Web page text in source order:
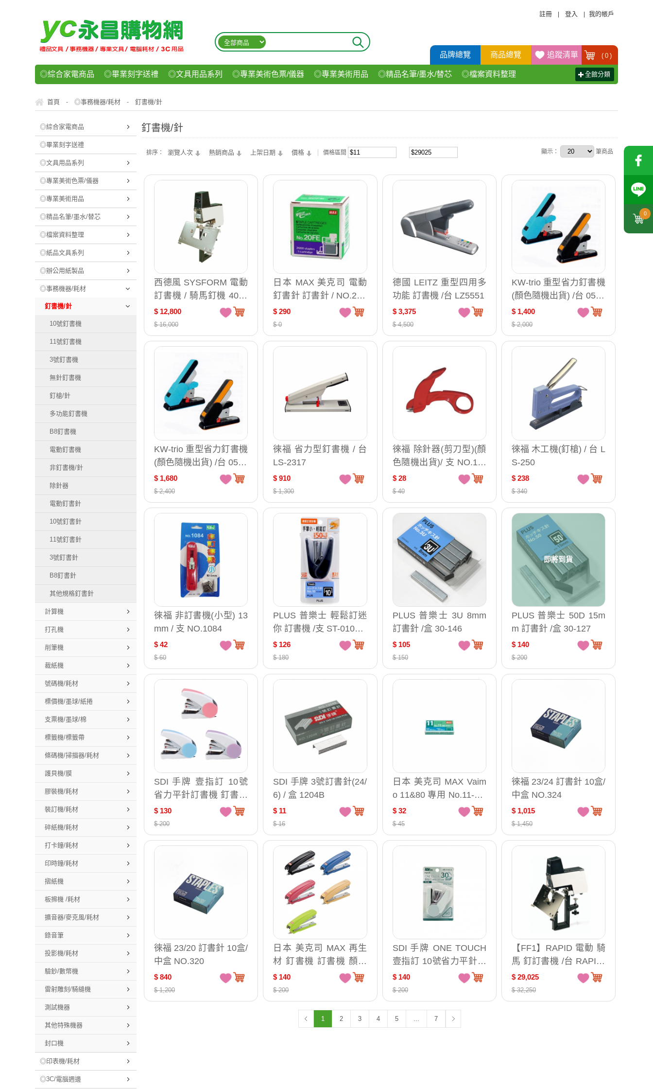
0
註冊 登入 我的帳戶
品牌總覽 商品總覽 追蹤清單 ( 0 )
◎綜合家電商品 ◎畢業刻字送禮 ◎文具用品系列 ◎專業美術色票/儀器 ◎專業美術用品 ◎精品名筆/墨水/替芯 ◎檔案資料整理
◎運動/休閒/樂器 ◎客製化禮贈品 ◎食品/零食/飲料
全館分類
首頁 - ◎事務機器/耗材 - 釘書機/針
◎綜合家電商品
◎畢業刻字送禮
◎文具用品系列
◎專業美術色票/儀器
◎專業美術用品
◎精品名筆/墨水/替芯
◎檔案資料整理
◎紙品文具系列
◎辦公用紙製品
◎事務機器/耗材
釘書機/針
10號釘書機
11號釘書機
3號釘書機
無針釘書機
釘槍/針
多功能釘書機
B8釘書機
電動釘書機
非釘書機/針
除針器
電動釘書針
10號釘書針
11號釘書針
3號釘書針
B8釘書針
其他規格釘書針
計算機
打孔機
削筆機
裁紙機
號碼機/耗材
標價機/墨球/紙捲
支票機/墨球/棉
標籤機/標籤帶
條碼機/掃描器/耗材
護貝機/膜
膠裝機/耗材
裝訂機/耗材
碎紙機/耗材
打卡鐘/耗材
印時鐘/耗材
摺紙機
板擦機 /耗材
擴音器/麥克風/耗材
錄音筆
投影機/耗材
驗鈔/數幣機
雷射雕刻/騎縫機
測試機器
其他特殊機器
封口機
◎印表機/耗材
◎3C/電腦週邊
釘書機/針
排序： 瀏覽人次 熱銷商品 上架日期 價格 價格區間 顯示： 筆商品
西德風 SYSFORM 電動
訂書機 / 騎馬釘機 40張
/台 106E
$ 12,800
$ 16,000
日本 MAX 美克司 電動
釘書針 訂書針 / NO.20F
E（EH-20 電動釘書機
適用）
$ 290
$ 0
德國 LEITZ 重型四用多
功能 訂書機 /台 LZ5551
$ 3,375
$ 4,500
KW-trio 重型省力釘書機
(顏色隨機出貨) /台 0500
6
$ 1,400
$ 2,000
KW-trio 重型省力釘書機
(顏色隨機出貨) /台 0501
6
$ 1,680
$ 2,400
徠福 省力型釘書機 / 台
LS-2317
$ 910
$ 1,300
徠福 除針器(剪刀型)(顏
色隨機出貨)/ 支 NO.111
0
$ 28
$ 40
徠福 木工機(釘槍) / 台 L
S-250
$ 238
$ 340
徠福 非訂書機(小型) 13
mm / 支 NO.1084
$ 42
$ 60
PLUS 普樂士 輕鬆訂迷
你 訂書機 /支 ST-010AH
（30-914/30-913/30-91
2/30-911）
$ 126
$ 180
PLUS 普樂士 3U 8mm
訂書針 /盒 30-146
$ 105
$ 150
即將到貨
PLUS 普樂士 50D 15m
m 訂書針 /盒 30-127
$ 140
$ 200
SDI 手牌 壹指訂 10號
省力平針訂書機 釘書機
(顏色隨機出貨) /台 1113
C
$ 130
$ 200
SDI 手牌 3號訂書針(24/
6) / 盒 1204B
$ 11
$ 16
日本 美克司 MAX Vaim
o 11&80 專用 No.11-1M
裝釘針 釘書針 訂書針 /
盒
$ 32
$ 45
徠福 23/24 訂書針 10盒/
中盒 NO.324
$ 1,015
$ 1,450
徠福 23/20 訂書針 10盒/
中盒 NO.320
$ 840
$ 1,200
日本 美克司 MAX 再生
材 釘書機 訂書機 顏色
隨機出貨 /台 HD-10D
$ 140
$ 200
SDI 手牌 ONE TOUCH
壹指訂 10號省力平針訂
書機 特仕版 /台 1113C-
G-森林綠/1113C-P櫻花
粉/1113C-A迷霧灰 (顏色
隨機出貨)
$ 140
$ 200
【FF1】RAPID 電動 騎
馬 釘訂書機 /台 RAPID-
106
$ 29,025
$ 32,250
1 2 3 4 5 ... 7